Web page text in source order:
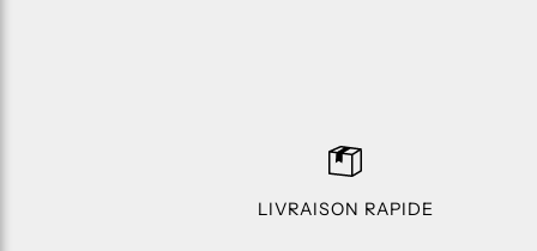
LIVRAISON RAPIDE